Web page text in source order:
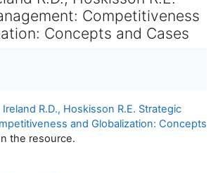
Competitiveness
Concepts and Cases
R.D., Hoskisson R.E. Strategic
and Globalization: Concepts
the resource.